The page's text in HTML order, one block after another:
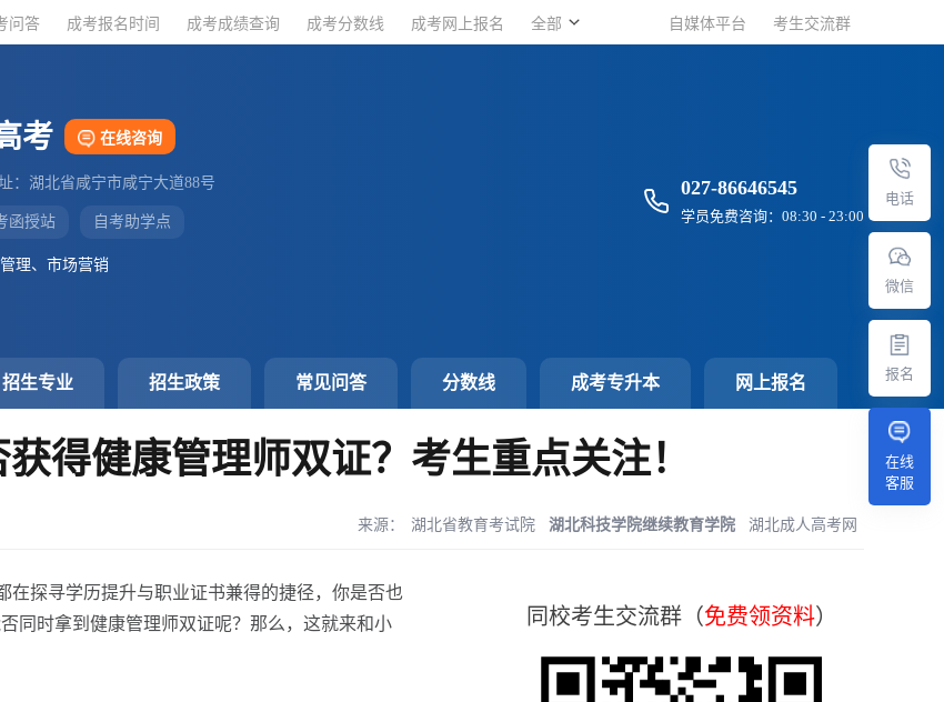
问答 成考报名时间 成考成绩查询 成考分数线 成考网上报名 全部 自媒体平台 考生交流群
考 在线咨询
：湖北省咸宁市咸宁大道88号
函授站 自考助学点
理、市场营销
027-86646545
学员免费咨询：08:30 - 23:00
招生专业 招生政策 常见问答 分数线 成考专升本 网上报名
电话
微信
报名
在线
客服
得健康管理师双证？考生重点关注！
来源： 湖北省教育考试院 湖北科技学院继续教育学院 湖北成人高考网
探寻学历提升与职业证书兼得的捷径，你是否也
同时拿到健康管理师双证呢？那么，这就来和小
同校考生交流群（免费领资料）
问答 成考报名时间 成考成绩查询 成考分数线 成考网上报名 全部 自媒体平台 考生交流群